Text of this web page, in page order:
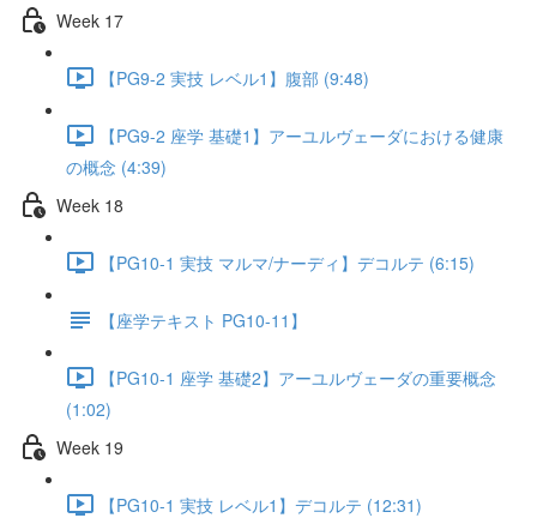
Week 17
【PG9-2 実技 レベル1】腹部 (9:48)
【PG9-2 座学 基礎1】アーユルヴェーダにおける健康
の概念 (4:39)
Week 18
【PG10-1 実技 マルマ/ナーディ】デコルテ (6:15)
【座学テキスト PG10-11】
【PG10-1 座学 基礎2】アーユルヴェーダの重要概念
(1:02)
Week 19
【PG10-1 実技 レベル1】デコルテ (12:31)